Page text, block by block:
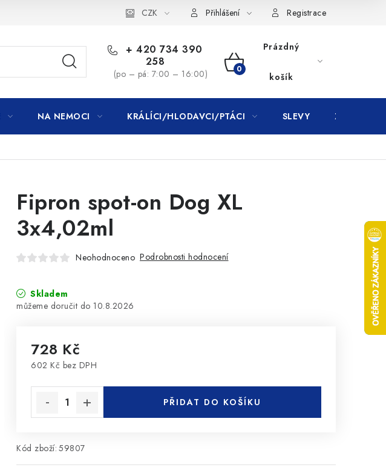
CZK Přihlášení Registrace
+ 420 734 390
258
(po – pá: 7:00 – 16:00)
NÁKUPNÍ
KOŠÍK
Prázdný
košík
NA NEMOCI KRÁLÍCI/HLODAVCI/PTÁCI SLEVY ZNAČKY
Fipron spot-on Dog XL
3x4,02ml
Neohodnoceno Podrobnosti hodnocení
Skladem
10.8.2026
728 Kč
602 Kč bez DPH
PŘIDAT DO KOŠÍKU
Kód zboží: 59807